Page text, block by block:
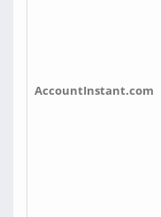
AccountInstant.com